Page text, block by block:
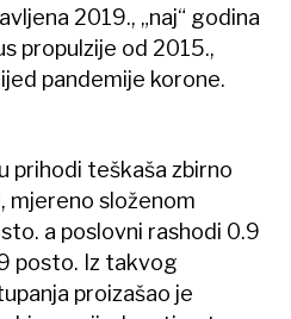
2019., „naj“ godina
propulzije od 2015.,
pandemije korone.
prihodi teškaša zbirno
mjereno složenom
a poslovni rashodi 0.9
posto. Iz takvog
proizašao je